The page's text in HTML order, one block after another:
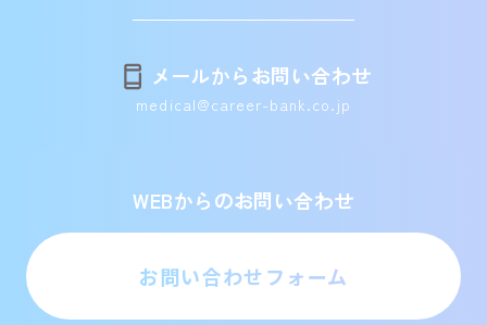
メールからお問い合わせ
medical@career-bank.co.jp
WEBからのお問い合わせ
お問い合わせフォーム